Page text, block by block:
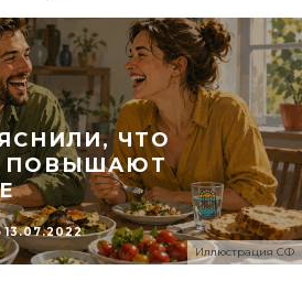
Иллюстрация СФ
ЧТО
ПОВЫШАЮТ
13.07.2022